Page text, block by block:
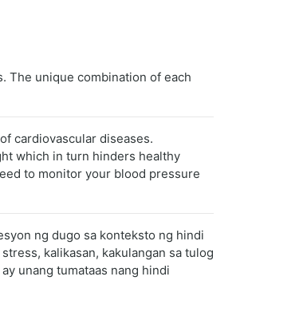
The unique combination of each
cardiovascular diseases.
which in turn hinders healthy
to monitor your blood pressure
ng dugo sa konteksto ng hindi
kalikasan, kakulangan sa tulog
unang tumataas nang hindi